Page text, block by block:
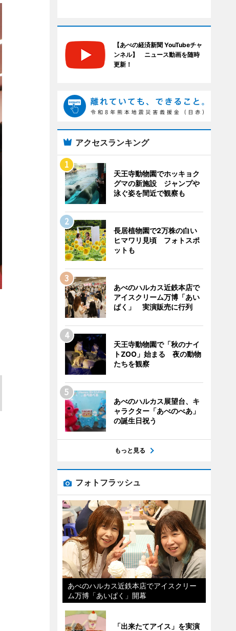
【あべの経済新聞 YouTubeチャ
ンネル】 ニュース動画を随時
更新！
アクセスランキング
天王寺動物園でホッキョク
グマの新施設 ジャンプや
泳ぐ姿を間近で観察も
長居植物園で2万株の白い
ヒマワリ見頃 フォトスポ
ットも
あべのハルカス近鉄本店で
アイスクリーム万博「あい
ぱく」 実演販売に行列
天王寺動物園で「秋のナイ
トZOO」始まる 夜の動物
たちを観察
あべのハルカス展望台、キ
ャラクター「あべのべあ」
の誕生日祝う
もっと見る
フォトフラッシュ
あべのハルカス近鉄本店でアイスクリー
ム万博「あいぱく」開幕
「出来たてアイス」を実演